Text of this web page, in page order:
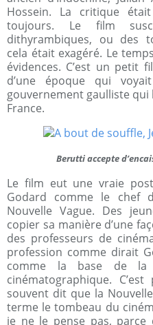
Hossein. La critique
toujours. Le film
dithyrambiques, ou des
cela était exagéré. Le
évidences. C’est un petit
d’une époque qui
gouvernement gaulliste
France.
Berutti accepte
Le film eut une vraie
Godard comme le chef
Nouvelle Vague. Des
copier sa manière d’une
des professeurs de
profession comme dirait
comme la base de la
cinématographique.
souvent dit que la
terme le tombeau du
je ne le pense pas, parce